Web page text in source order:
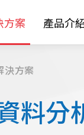
方案 產品介
決方案
料分